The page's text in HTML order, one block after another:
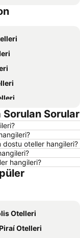
Otelleri
Otelleri
Otelleri
Sorulan Sorular
oteller hangileri?
hangileri?
Otelleri
Otelleri